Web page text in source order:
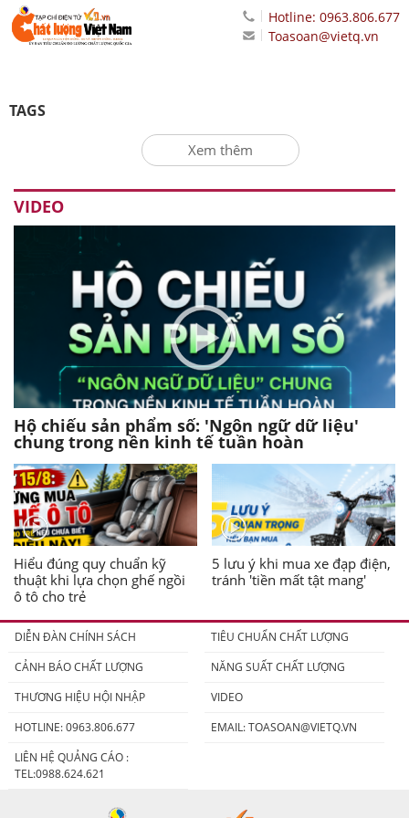
Hotline: 0963.806.677
Toasoan@vietq.vn
TAGS
Xem thêm
VIDEO
Hộ chiếu sản phẩm số: 'Ngôn ngữ dữ liệu'
chung trong nền kinh tế tuần hoàn
Hiểu đúng quy chuẩn kỹ
thuật khi lựa chọn ghế ngồi
ô tô cho trẻ
5 lưu ý khi mua xe đạp điện,
tránh 'tiền mất tật mang'
DIỄN ĐÀN CHÍNH SÁCH
TIÊU CHUẨN CHẤT LƯỢNG
CẢNH BÁO CHẤT LƯỢNG
NĂNG SUẤT CHẤT LƯỢNG
THƯƠNG HIỆU HỘI NHẬP
VIDEO
HOTLINE: 0963.806.677
EMAIL:TOASOAN@VIETQ.VN
LIÊN HỆ QUẢNG CÁO :
TEL:0988.624.621